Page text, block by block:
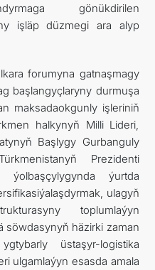
gönükdirilen
işläp düzmegi ara alyp
forumyna gatnaşmagy
başlangyçlaryny durmuşa
maksadaokgunly işleriniň
halkynyň Milli Lideri,
Başlygy Gurbanguly
Prezidenti
ýolbaşçylygynda ýurtda
ulagyň
toplumlaýyn
söwdasynyň häzirki zaman
üstaşyr-logistika
ulgamlaýyn esasda amala